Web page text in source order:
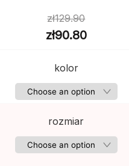
zł129.90
zł90.80
kolor
rozmiar